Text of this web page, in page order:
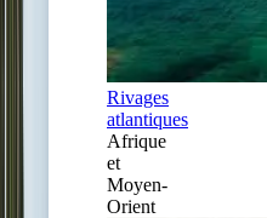
Rivages
atlantiques
Afrique
et
Moyen-
Orient